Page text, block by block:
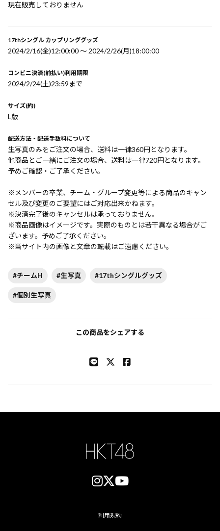
現在販売しておりません
17thシングル カップリンググッズ
2024/2/16(金)12:00:00 〜 2024/2/26(月)18:00:00
コンビニ決済(前払い)利用期限
2024/2/24(土)23:59まで
サイズ(約)
L版
配送方法・配送手数料について
生写真のみをご注文の場合、送料は一律360円となります。
他商品とご一緒にご注文の場合、送料は一律720円となります。
予めご確認・ご了承ください。
※メンバーの卒業、チーム・グループ変更等による商品のキャン
セル及び変更のご要望にはご対応出来かねます。
※決済完了後のキャンセルは承っておりません。
※商品画像はイメージです。実際のものとは若干異なる場合がご
ざいます。予めご了承ください。
※当サイト内の画像と文章の転載はご遠慮ください。
#チームH #生写真 #17thシングルグッズ
#個別生写真
この商品をシェアする
利用規約